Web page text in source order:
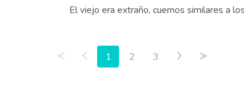
El viejo era extraño, cuernos similares a
Primera página
Anterior
1 2 3 Siguiente